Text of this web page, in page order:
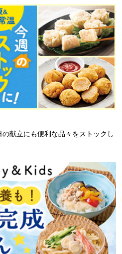
献立にも便利な品々をストックし